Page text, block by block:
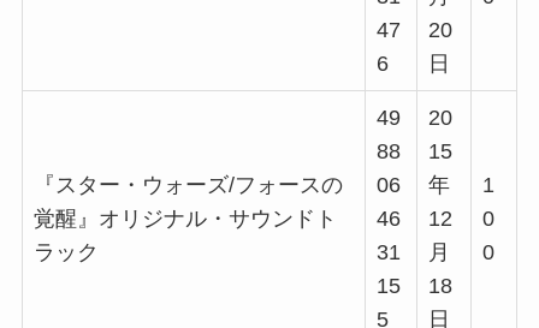
47
6
20
日
『スター・ウォーズ/フォースの
覚醒』オリジナル・サウンドト
ラック
49
88
06
46
31
15
5
20
15
年
12
月
18
日
1
0
0